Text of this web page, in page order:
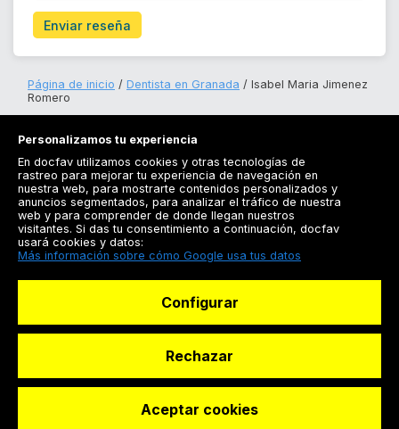
Enviar reseña
Página de inicio Dentista en Granada
Isabel Maria Jimenez
Romero
Registrarse
Docfav
© Dashboard Technologies S.L
Personalizamos tu experiencia
En docfav utilizamos cookies y otras tecnologías de
rastreo para mejorar tu experiencia de navegación en
nuestra web, para mostrarte contenidos personalizados y
anuncios segmentados, para analizar el tráfico de nuestra
web y para comprender de donde llegan nuestros
visitantes. Si das tu consentimiento a continuación, docfav
usará cookies y datos:
Más información sobre cómo Google usa tus datos
Configurar
Rechazar
Aceptar cookies